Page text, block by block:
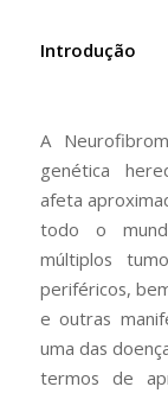
Introdução
A
genética
afeta
todo o
múltiplos
periféricos,
e outras
uma das
termos de